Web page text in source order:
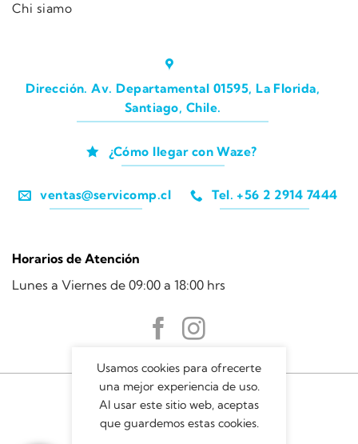
Chi siamo
Dirección. Av. Departamental 01595, La Florida,
Santiago, Chile.
¿Cómo llegar con Waze?
ventas@servicomp.cl Tel. +56 2 2914 7444
Horarios de Atención
Lunes a Viernes de 09:00 a 18:00 hrs
Usamos cookies para ofrecerte
una mejor experiencia de uso.
Al usar este sitio web, aceptas
que guardemos estas cookies.